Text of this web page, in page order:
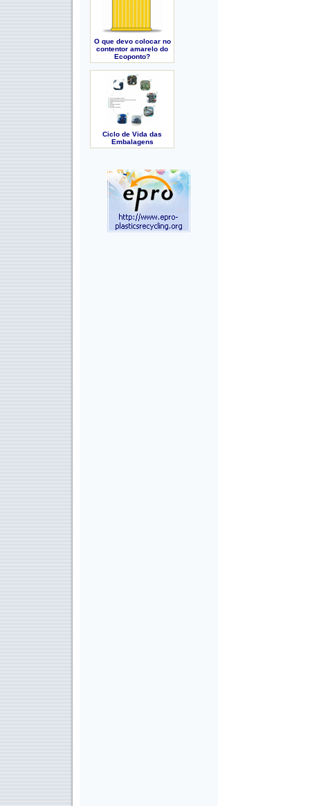
O que devo colocar no
contentor amarelo do
Ecoponto?
Ciclo de Vida das
Embalagens